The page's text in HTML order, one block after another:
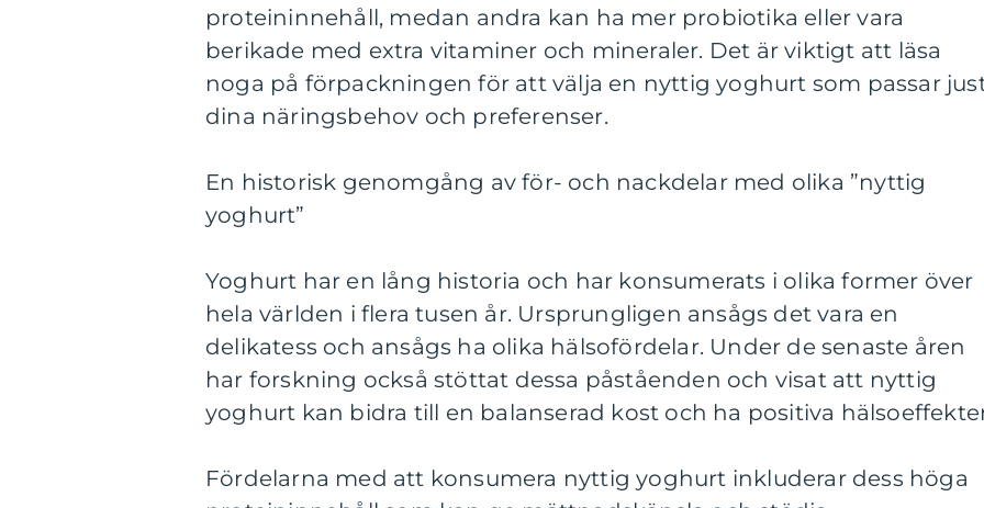
proteininnehåll, medan andra kan ha mer probiotika eller vara
berikade med extra vitaminer och mineraler. Det är viktigt att läsa
noga på förpackningen för att välja en nyttig yoghurt som passar
dina näringsbehov och preferenser.
En historisk genomgång av för- och nackdelar med olika ”nyttig
yoghurt”
Yoghurt har en lång historia och har konsumerats i olika former över
hela världen i flera tusen år. Ursprungligen ansågs det vara en
delikatess och ansågs ha olika hälsofördelar. Under de senaste åren
har forskning också stöttat dessa påståenden och visat att nyttig
yoghurt kan bidra till en balanserad kost och ha positiva
Fördelarna med att konsumera nyttig yoghurt inkluderar dess höga